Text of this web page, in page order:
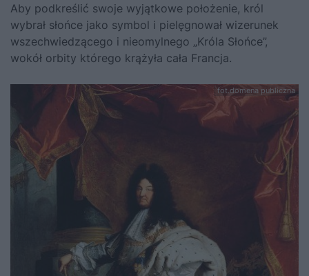
Aby podkreślić swoje wyjątkowe położenie, król
wybrał słońce jako symbol i pielęgnował wizerunek
wszechwiedzącego i nieomylnego „Króla Słońce”,
wokół orbity którego krążyła cała Francja.
fot.domena publiczna